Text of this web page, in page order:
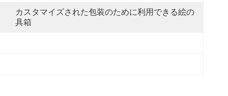
カスタマイズされた包装のために利用できる絵の
具箱